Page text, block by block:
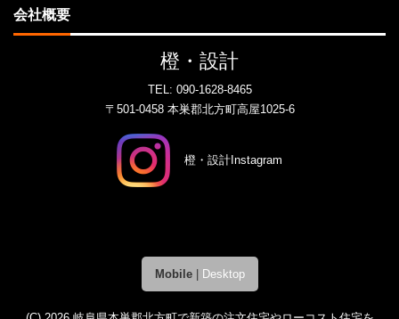
会社概要
橙・設計
TEL: 090-1628-8465
〒501-0458 本巣郡北方町高屋1025-6
橙・設計Instagram
Mobile| Desktop